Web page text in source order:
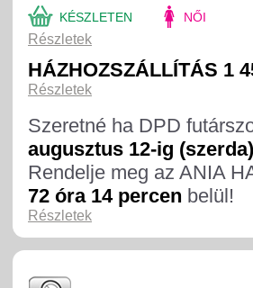
KÉSZLETEN
Részletek
NŐI
HÁZHOZSZÁLLÍTÁS 1
Részletek
Szeretné ha DPD
augusztus 12-ig (szerda)
Rendelje meg az ANIA
72 óra 14 percen belül!
Részletek